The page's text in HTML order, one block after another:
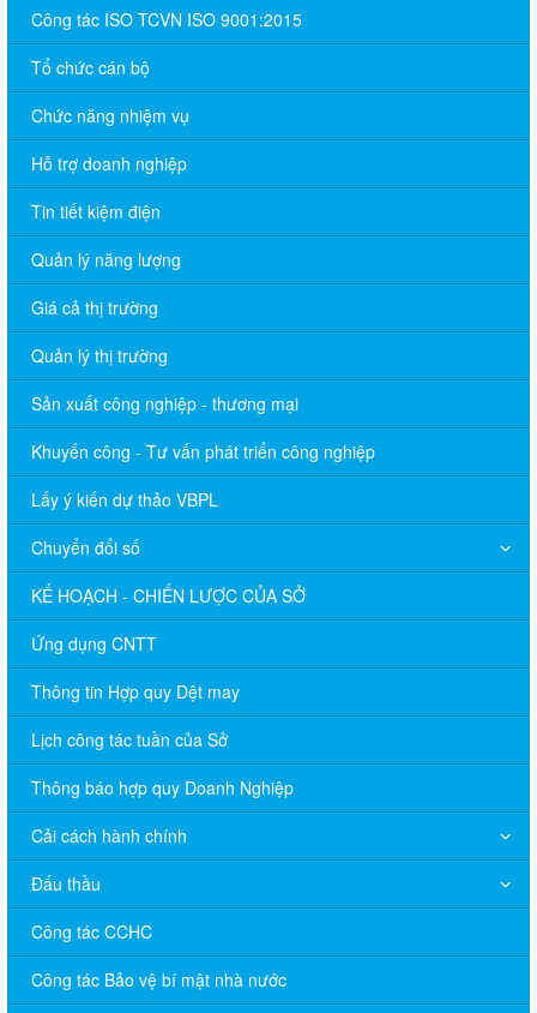
Công tác ISO TCVN ISO 9001:2015
Tổ chức cán bộ
Chức năng nhiệm vụ
Hỗ trợ doanh nghiệp
Tin tiết kiệm điện
Quản lý năng lượng
Giá cả thị trường
Quản lý thị trường
Sản xuất công nghiệp - thương mại
Khuyến công - Tư vấn phát triển công nghiệp
Lấy ý kiến dự thảo VBPL
Chuyển đổi số
KẾ HOẠCH - CHIẾN LƯỢC CỦA SỞ
Ứng dụng CNTT
Thông tin Hợp quy Dệt may
Lịch công tác tuần của Sở
Thông báo hợp quy Doanh Nghiệp
Cải cách hành chính
Đấu thầu
Công tác CCHC
Công tác Bảo vệ bí mật nhà nước